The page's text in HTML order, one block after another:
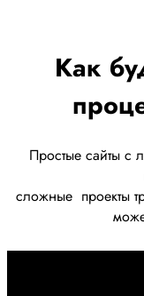
Как
Простые сайты с
сложные проекты